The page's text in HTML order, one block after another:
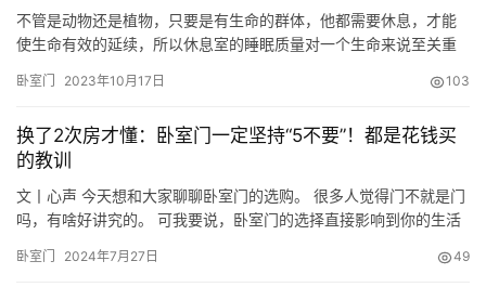
不管是动物还是植物，只要是有生命的群体，他都需要休息，才能
使生命有效的延续，所以休息室的睡眠质量对一个生命来说至关重
室的装修与风格就特别注重，生怕装修出来品质不好，影响自己的
是关着好还是开着好？是不是有什么讲究，对人睡眠质量不利？ 在
以前有…
卧室门 2023年10月17日 103
换了2次房才懂：卧室门一定坚持“5不要”！都是花钱买
的教训
文丨心声 今天想和大家聊聊卧室门的选购。 很多人觉得门不就是门
吗，有啥好讲究的。 可我要说，卧室门的选择直接影响到你的生活
想起自己第一次装修的糗事。 那会儿刚买房，对装修一窍不通，全
卧室门 2024年7月27日 49